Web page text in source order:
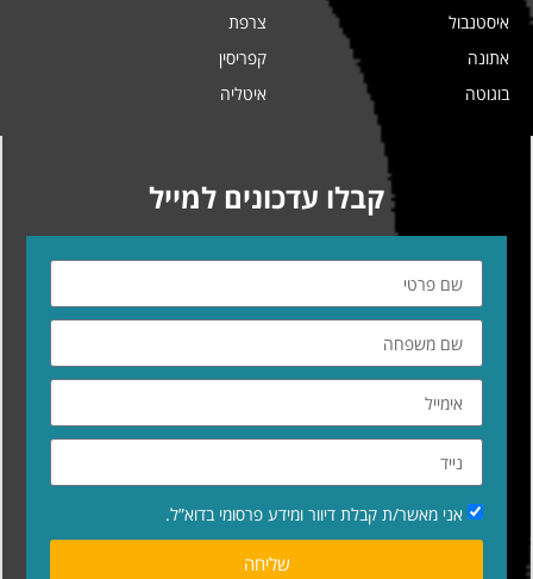
איסטנבול
אתונה
בוגוטה
צרפת
קפריסין
איטליה
קבלו עדכונים למייל
אני מאשר/ת קבלת דיוור ומידע פרסומי בדוא”ל.
שליחה